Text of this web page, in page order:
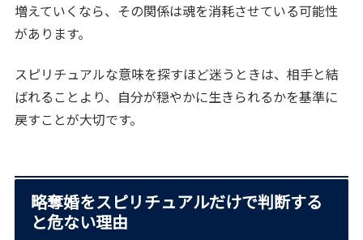
増えていくなら、その関係は魂を消耗させている可能性
があります。
スピリチュアルな意味を探すほど迷うときは、相手と結
ばれることより、自分が穏やかに生きられるかを基準に
戻すことが大切です。
略奪婚をスピリチュアルだけで判断する
と危ない理由